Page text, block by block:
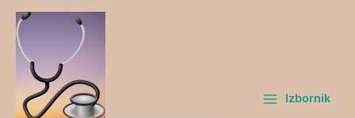
Skip
content
Izbornik